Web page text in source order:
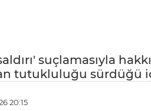
suçlamasıyla
tutukluluğu sürdüğü
20:15